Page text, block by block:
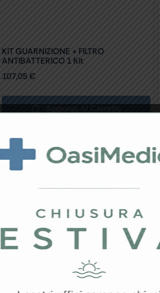
KIT GUARNIZIONE + FILTRO
ANTIBATTERICO 1 Kit
107,05 €